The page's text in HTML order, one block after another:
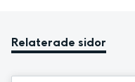
Relaterade sidor